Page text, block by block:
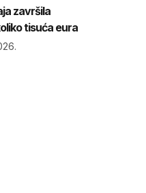
završila
tisuća eura